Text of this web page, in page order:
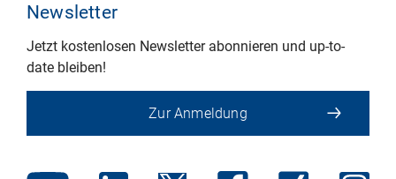
Newsletter
Jetzt kostenlosen Newsletter abonnieren und up-to-
date bleiben!
Zur Anmeldung